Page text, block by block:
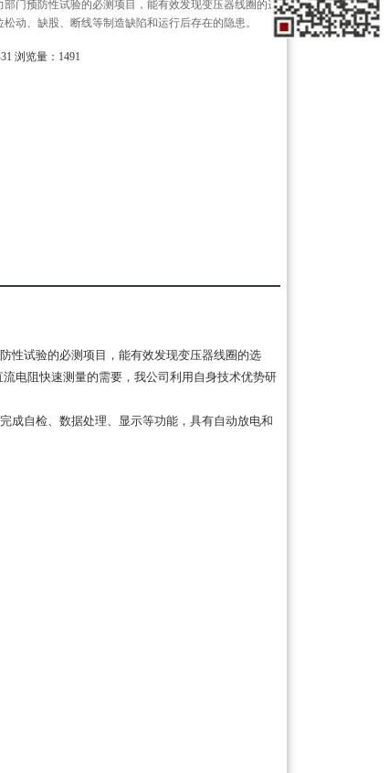
部门预防性试验的必测项目，能有效发现变压器线圈的选
动、缺股、断线等制造缺陷和运行后存在的隐患。
浏览量：1491
性试验的必测项目，能有效发现变压器线圈的选
电阻快速测量的需要，我公司利用自身技术优势研
成自检、数据处理、显示等功能，具有自动放电和